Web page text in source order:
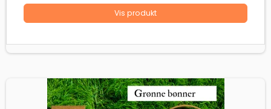
Vis produkt